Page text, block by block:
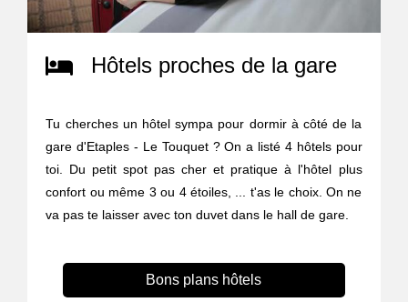
Hôtels proches de la gare
Tu cherches un hôtel sympa pour dormir à côté de la
gare d'Etaples - Le Touquet ? On a listé 4 hôtels pour
toi. Du petit spot pas cher et pratique à l'hôtel plus
confort ou même 3 ou 4 étoiles, ... t'as le choix. On ne
va pas te laisser avec ton duvet dans le hall de gare.
Bons plans hôtels